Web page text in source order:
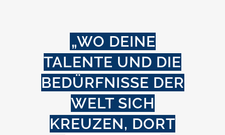
„WO DEINE
TALENTE UND DIE
BEDÜRFNISSE DER
WELT SICH
KREUZEN, DORT